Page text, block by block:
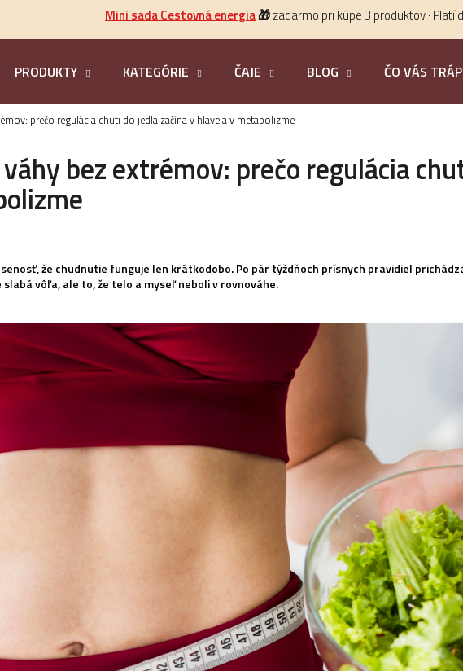
Mini sada Cestovná energia🎁zadarmo pri kúpe 3 produktov · Platí
PRODUKTY KATEGÓRIE ČAJE BLOG ČO VÁS
prečo regulácia chuti do jedla začína v hlave a v metabolizme
bez extrémov: prečo regulácia
že chudnutie funguje len krátkodobo. Po pár týždňoch prísnych pravidiel
slabá vôľa, ale to, že telo a myseľ neboli v rovnováhe.